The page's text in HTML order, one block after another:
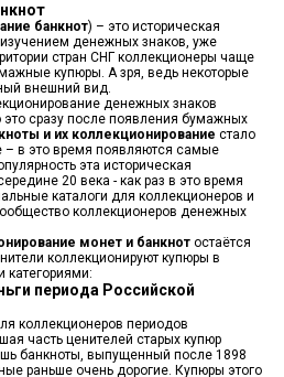
банкнот) – это историческая
денежных знаков, уже
стран СНГ коллекционеры чаще
купюры. А зря, ведь некоторые
внешний вид.
денежных знаков
сразу после появления бумажных
и их коллекционирование стало
– в это время появляются самые
эта историческая
20 века - как раз в это время
каталоги для коллекционеров и
коллекционеров денежных
монет и банкнот остаётся
коллекционируют купюры в
категориями:
периода Российской
коллекционеров периодов
часть ценителей старых купюр
банкноты, выпущенный после 1898
раньше очень дорогие. Купюры этого